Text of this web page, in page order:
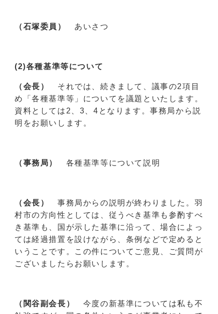
（石塚委員） あいさつ
(2)各種基準等について
（会長）
それでは、続きまして、議事の2項目
め「各種基準等」についてを議題といたします。
資料としては2、3、4となります。事務局から説
明をお願いします。
（事務局） 各種基準等について説明
（会長）
事務局からの説明が終わりました。羽
村市の方向性としては、従うべき基準も参酌すべ
き基準も、国が示した基準に沿って、場合によっ
ては経過措置を設けながら、条例などで定めると
いうことです。この件についてご意見、ご質問が
ございましたらお願いします。
（関谷副会長）
今度の新基準については私も不